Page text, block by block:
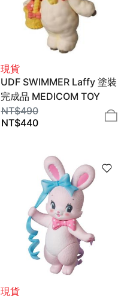
現貨
UDF SWIMMER Laffy 塗裝
完成品 MEDICOM TOY
NT$490
NT$440
現貨